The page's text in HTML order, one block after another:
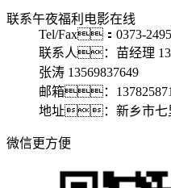
联系午夜福利电影在线
Tel/Fax：0373-
联系人：苗经理
张涛 13569837649
邮箱：
地址：新乡市七
微信更方便